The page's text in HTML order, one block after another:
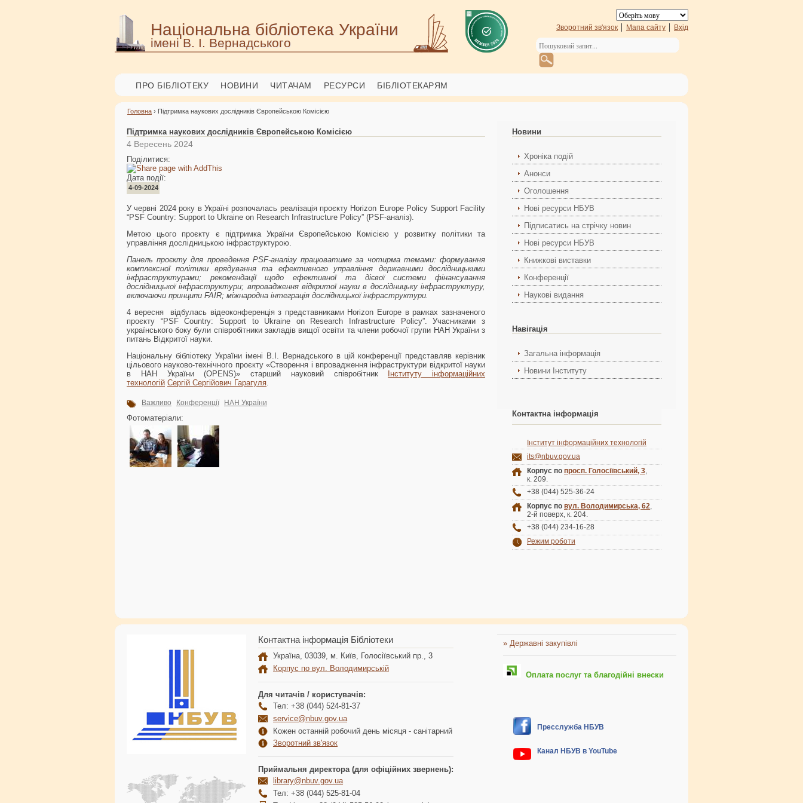
Національна бібліотека України
імені В. І. Вернадського
Зворотний зв'язок Мапа сайту Вхід
ПРО БІБЛІОТЕКУ НОВИНИ ЧИТАЧАМ РЕСУРСИ БІБЛІОТЕКАРЯМ
Головна › Підтримка наукових дослідників Європейською Комісією
Підтримка наукових дослідників Європейською Комісією
4 Вересень 2024
Поділитися:
Дата події:
4-09-2024
У червні 2024 року в Україні розпочалась реалізація проєкту Horizon Europe Policy Support Facility
“PSF Country: Support to Ukraine on Research Infrastructure Policy” (PSF-аналіз).
Метою цього проєкту є підтримка України Європейською Комісією у розвитку політики та
управління дослідницькою інфраструктурою.
Панель проєкту для проведення PSF-аналізу працюватиме за чотирма темами: формування
комплексної політики врядування та ефективного управління державними дослідницькими
інфраструктурами; рекомендації щодо ефективної та дієвої системи фінансування
дослідницької інфраструктури; впровадження відкритої науки в дослідницьку інфраструктуру,
включаючи принципи FAIR; міжнародна інтеграція дослідницької інфраструктури.
4 вересня відбулась відеоконференція з представниками Horizon Europe в рамках зазначеного
проєкту “PSF Country: Support to Ukraine on Research Infrastructure Policy”. Учасниками з
українського боку були співробітники закладів вищої освіти та члени робочої групи НАН України з
питань Відкритої науки.
Національну бібліотеку України імені В.І. Вернадського в цій конференції представляв керівник
цільового науково-технічного проєкту «Створення і впровадження інфраструктури відкритої науки
в НАН України (OPENS)» старший науковий співробітник
Інституту інформаційних
технологій Сергій Сергійович Гарагуля
Важливо Конференції НАН України
Фотоматеріали:
Новини
Хроніка подій
Анонси
Оголошення
Нові ресурси НБУВ
Підписатись на стрічку новин
Нові ресурси НБУВ
Книжкові виставки
Конференції
Наукові видання
Навігація
Загальна інформація
Новини Інституту
Контактна інформація
Інститут інформаційних технологій
its@nbuv.gov.ua
Корпус по просп. Голосіївський, 3,
к. 209.
+38 (044) 525-36-24
Корпус по вул. Володимирська, 62,
2-й поверх, к. 204.
+38 (044) 234-16-28
Режим роботи
Контактна інформація Бібліотеки
Україна, 03039, м. Київ, Голосіївський пр., 3
Корпус по вул. Володимирській
Для читачів / користувачів:
Тел: +38 (044) 524-81-37
service@nbuv.gov.ua
Кожен останній робочий день місяця - санітарний
Зворотний зв'язок
Приймальня директора (для офіційних звернень):
library@nbuv.gov.ua
Тел: +38 (044) 525-81-04
» Державні закупівлі
Оплата послуг та благодійні внески
Пресслужба НБУВ
Канал НБУВ в YouTube